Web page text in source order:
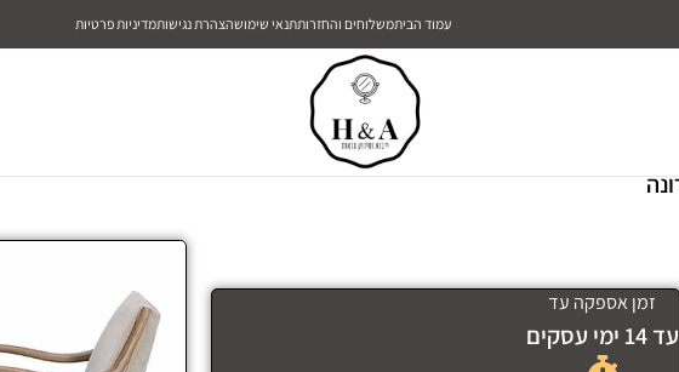
עמוד הביתמשלוחים והחזרותתנאי שימושהצהרת נגישותמדיניות פרטיות
זמן אספקה עד
עד 14 ימי עסקים